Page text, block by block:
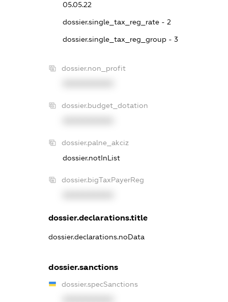
05.05.22
dossier.single_tax_reg_rate - 2
dossier.single_tax_reg_group - 3
dossier.non_profit
dossier.budget_dotation
dossier.palne_akciz
dossier.notInList
dossier.bigTaxPayerReg
dossier.declarations.title
dossier.declarations.noData
dossier.sanctions
dossier.specSanctions